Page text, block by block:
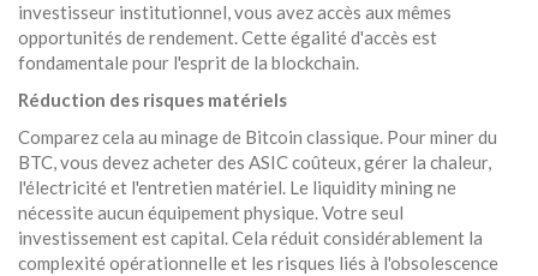
investisseur institutionnel, vous avez accès aux mêmes
opportunités de rendement. Cette égalité d'accès est
fondamentale pour l'esprit de la blockchain.
Réduction des risques matériels
Comparez cela au minage de Bitcoin classique. Pour miner du
BTC, vous devez acheter des ASIC coûteux, gérer la chaleur,
l'électricité et l'entretien matériel. Le liquidity mining ne
nécessite aucun équipement physique. Votre seul
investissement est capital. Cela réduit considérablement la
complexité opérationnelle et les risques liés à l'obsolescence